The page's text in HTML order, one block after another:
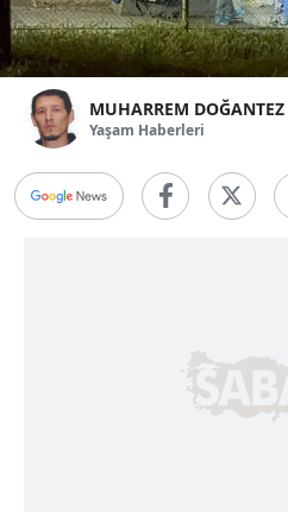
MUHARREM DOĞANTEZ
Yaşam Haberleri